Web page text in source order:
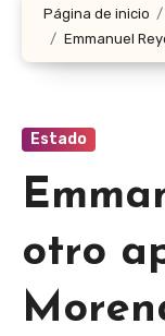
Página de inicio
Emmanuel
Estado
otro